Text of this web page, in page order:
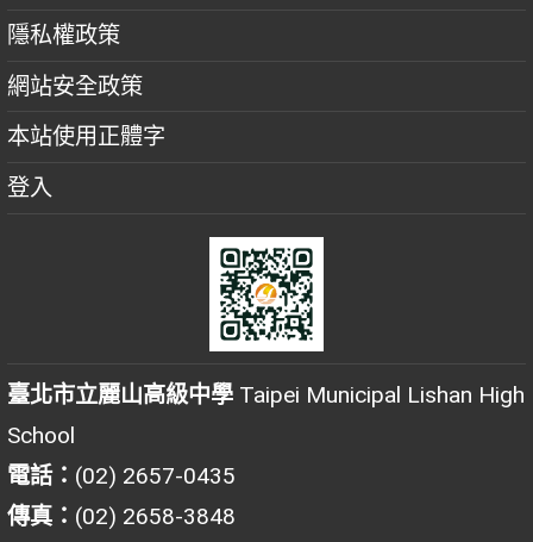
隱私權政策
網站安全政策
本站使用正體字
登入
臺北市立麗山高級中學 Taipei Municipal Lishan High
School
電話： (02) 2657-0435
傳真： (02) 2658-3848